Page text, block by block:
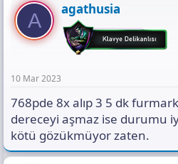
A agathusia
10 Mar 2023
768pde 8x alıp 3 5 dk
dereceyi aşmaz ise durumu
kötü gözükmüyor zaten.